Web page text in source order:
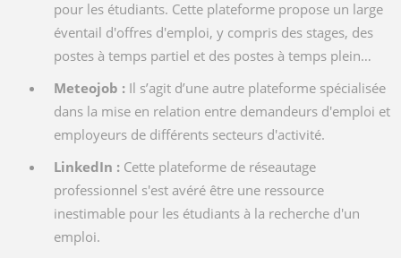
pour les étudiants. Cette plateforme propose un large
éventail d'offres d'emploi, y compris des stages, des
postes à temps partiel et des postes à temps plein…
Meteojob : Il s’agit d’une autre plateforme spécialisée
dans la mise en relation entre demandeurs d'emploi et
employeurs de différents secteurs d'activité.
LinkedIn : Cette plateforme de réseautage
professionnel s'est avéré être une ressource
inestimable pour les étudiants à la recherche d'un
emploi.